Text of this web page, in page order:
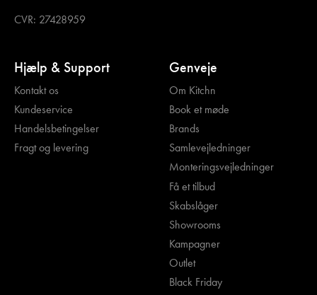
CVR: 27428959
Hjælp & Support
Kontakt os
Kundeservice
Handelsbetingelser
Fragt og levering
Genveje
Om Kitchn
Book et møde
Brands
Samlevejledninger
Monteringsvejledninger
Få et tilbud
Skabslåger
Showrooms
Kampagner
Outlet
Black Friday